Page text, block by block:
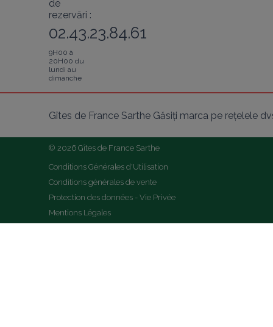
de
rezervări :
02.43.23.84.61
9H00 à
20H00 du
lundi au
dimanche
Gîtes de France Sarthe Găsiți marca pe rețelele
© 2026 Gîtes de France Sarthe
Conditions Générales d'Utilisation
Conditions générales de vente
Protection des données - Vie Privée
Mentions Légales